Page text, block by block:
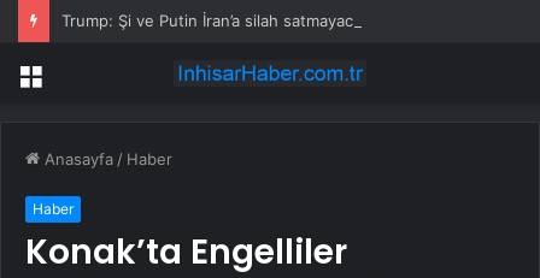
Trump: Şi ve Putin İran’a silah satmayacaklarını söyledi
Menü
Anasayfa / Haber
Haber
Konak’ta Engelliler